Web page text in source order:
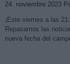
24. noviembre 2023
¡Este viernes a las
Repasamos las
nueva fecha del